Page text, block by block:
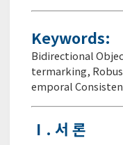
Keywords:
Bidirectional
termarking,
emporal
Ⅰ. 서 론